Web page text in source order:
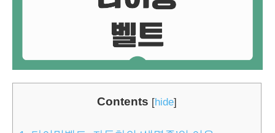
Contents [hide]